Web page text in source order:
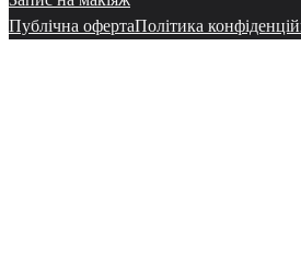
Публічна офертаПолітика